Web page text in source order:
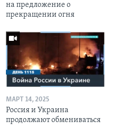
на предложение о
прекращении огня
МАРТ 14, 2025
Россия и Украина
продолжают обмениваться